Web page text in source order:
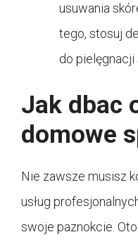
usuwania
tego, stosuj
do pielęgnacji
Jak dbac
domowe
Nie zawsze musisz
usług
swoje paznokcie.